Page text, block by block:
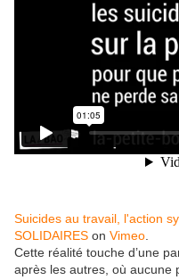
Suicides au travail, l'action
SOLIDAIRES on Vimeo.
Cette réalité touche d’une
après les autres, où aucune